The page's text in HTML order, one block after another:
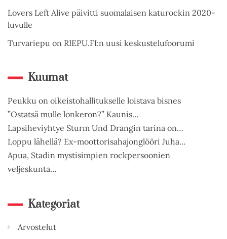
Lovers Left Alive päivitti suomalaisen katurockin 2020-
luvulle
Turvariepu on RIEPU.FI:n uusi keskustelufoorumi
Kuumat
Peukku on oikeistohallitukselle loistava bisnes
”Ostatsä mulle lonkeron?” Kaunis…
Lapsiheviyhtye Sturm Und Drangin tarina on…
Loppu lähellä? Ex-moottorisahajonglööri Juha…
Apua, Stadin mystisimpien rockpersoonien
veljeskunta…
Kategoriat
Arvostelut